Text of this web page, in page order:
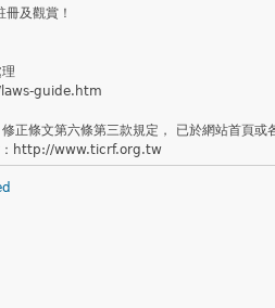
及觀賞！
guide.htm
正條文第六條第三款規定， 已於網站首頁
：http://www.ticrf.org.tw